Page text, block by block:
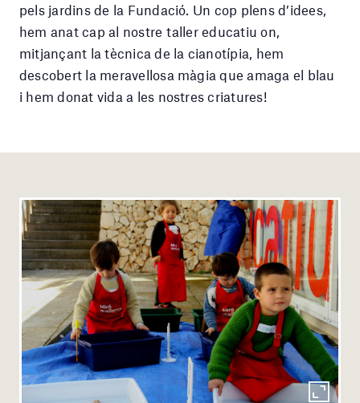
pels jardins de la Fundació. Un cop plens d’idees,
hem anat cap al nostre taller educatiu on,
mitjançant la tècnica de la cianotípia, hem
descobert la meravellosa màgia que amaga el blau
i hem donat vida a les nostres criatures!